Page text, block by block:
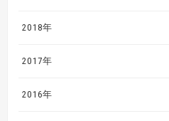
2018年
2017年
2016年